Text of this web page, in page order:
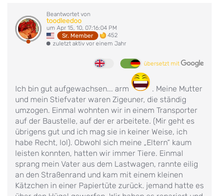
Beantwortet von
toodleedoo
um Apr 15, 10, 07:16:04 PM
Sr. Member
452
zuletzt aktiv vor einem Jahr
übersetzt mit
Ich bin gut aufgewachsen... arm
. Meine Mutter
und mein Stiefvater waren Zigeuner, die ständig
umzogen. Einmal wohnten wir in einem Transporter
auf der Baustelle, auf der er arbeitete. (Mir geht es
übrigens gut und ich mag sie in keiner Weise, ich
habe Recht, lol). Obwohl sich meine „Eltern“ kaum
leisten konnten, hatten wir immer Tiere. Einmal
sprang mein Vater aus dem Lastwagen, rannte eilig
an den Straßenrand und kam mit einem kleinen
Kätzchen in einer Papiertüte zurück. jemand hatte es